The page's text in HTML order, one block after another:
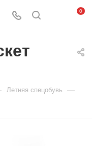
0
Летняя спецобувь —